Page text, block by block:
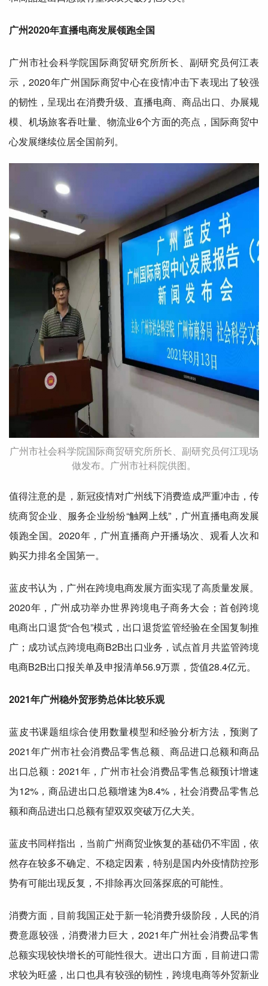
广州2020年直播电商发展领跑全国
广州市社会科学院国际商贸研究所所长、副研究员何江表
示，2020年广州国际商贸中心在疫情冲击下表现出了较强
的韧性，呈现出在消费升级、直播电商、商品出口、办展规
模、机场旅客吞吐量、物流业6个方面的亮点， 国际商贸中
心发展继续位居全国前列。
广州市社会科学院国际商贸研究所所长、副研究员何江现场
做发布。广州市社科院供图。
值得注意的是，新冠疫情对广州线下消费造成严重冲击，传
统商贸企业、服务企业纷纷“触网上线”，广州直播电商发展
领跑全国。2020年，广州直播商户开播场次、观看人次和
购买力排名全国第一。
蓝皮书认为，广州在跨境电商发展方面实现了高质量发展。
2020年，广州成功举办世界跨境电子商务大会； 首创跨境
电商出口退货“合包”模式，出口退货监管经验在全国复制推
广；成功试点跨境电商B2B出口业务，试点首月共监管跨境
电商B2B出口报关单及申报清单56.9万票，货值28.4亿元。
2021年广州稳外贸形势总体比较乐观
蓝皮书课题组综合使用数量模型和经验分析方法，预测了
2021年广州市社会消费品零售总额、商品进口总额和商品
出口总额：2021年，广州市社会消费品零售总额预计增速
为12%，商品进出口总额增速为8.4%，社会消费品零售总
额和商品进出口总额有望双双突破万亿大关。
蓝皮书同样指出，当前广州商贸业恢复的基础仍不牢固，依
然存在较多不确定、不稳定因素，特别是国内外疫情防控形
势有可能出现反复，不排除再次回落探底的可能性。
消费方面，目前我国正处于新一轮消费升级阶段，人民的消
费意愿较强，消费潜力巨大，2021年广州社会消费品零售
总额实现较快增长的可能性很大。进出口方面，目前进口需
求较为旺盛，出口也具有较强的韧性，跨境电商等外贸新业